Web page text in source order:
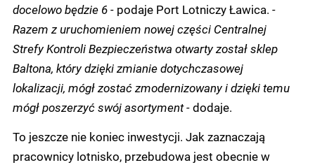
docelowo będzie 6 - podaje Port Lotniczy Ławica. -
Razem z uruchomieniem nowej części Centralnej
Strefy Kontroli Bezpieczeństwa otwarty został sklep
Baltona, który dzięki zmianie dotychczasowej
lokalizacji, mógł zostać zmodernizowany i dzięki temu
mógł poszerzyć swój asortyment -dodaje.
To jeszcze nie koniec inwestycji. Jak zaznaczają
pracownicy lotnisko, przebudowa jest obecnie w